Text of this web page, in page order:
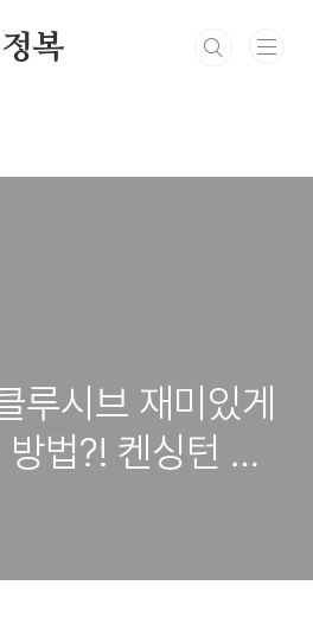
복
루시브 재미있게
법?! 켄싱턴 제
는 제주에서 여